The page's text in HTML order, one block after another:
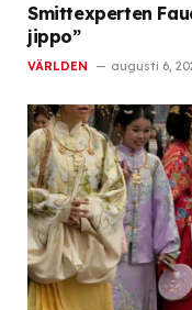
Smittexperten
jippo”
VÄRLDEN augusti 6,